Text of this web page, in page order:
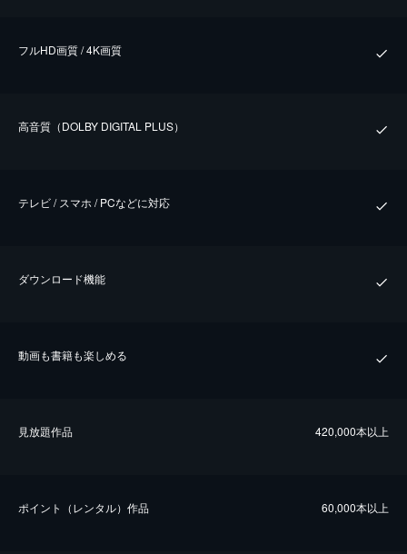
フルHD画質 / 4K画質
⾼⾳質（DOLBY DIGITAL PLUS）
テレビ / スマホ / PCなどに対応
ダウンロード機能
動画も書籍も楽しめる
⾒放題作品 420,000本以上
ポイント（レンタル）作品 60,000本以上